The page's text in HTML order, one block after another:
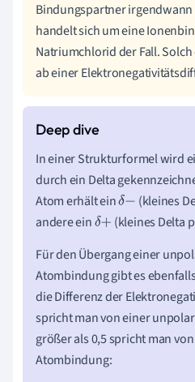
Bindungspartner
handelt sich um eine
Natriumchlorid der Fall.
ab einer
In einer Strukturformel wird
durch ein Delta
Atom erhält einδ− (kleines
andere einδ+ (kleines Delta
Für den Übergang einer
Atombindung gibt es
die Differenz der
spricht man von einer
größer als 0,5 spricht man
Atombindung: